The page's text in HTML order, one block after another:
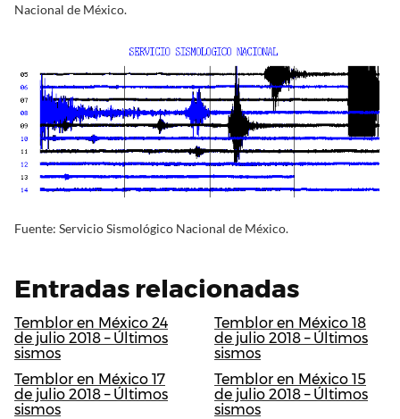
Nacional de México.
Fuente: Servicio Sismológico Nacional de México.
Entradas relacionadas
Temblor en México 24
de julio 2018 – Últimos
sismos
Temblor en México 18
de julio 2018 – Últimos
sismos
Temblor en México 17
de julio 2018 – Últimos
sismos
Temblor en México 15
de julio 2018 – Últimos
sismos